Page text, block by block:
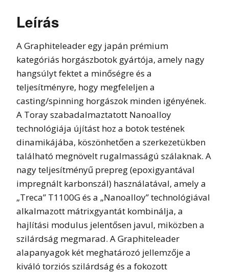
Leírás
A Graphiteleader egy japán prémium
kategóriás horgászbotok gyártója, amely nagy
hangsúlyt fektet a minőségre és a
teljesítményre, hogy megfeleljen a
casting/spinning horgászok minden igényének.
A Toray szabadalmaztatott Nanoalloy
technológiája újítást hoz a botok testének
dinamikájába, köszönhetően a szerkezetükben
található megnövelt rugalmasságú szálaknak. A
nagy teljesítményű prepreg (epoxigyantával
impregnált karbonszál) használatával, amely a
„Treca” T1100G és a „Nanoalloy” technológiával
alkalmazott mátrixgyantát kombinálja, a
hajlítási modulus jelentősen javul, miközben a
szilárdság megmarad. A Graphiteleader
alapanyagok két meghatározó jellemzője a
kiváló torziós szilárdság és a fokozott